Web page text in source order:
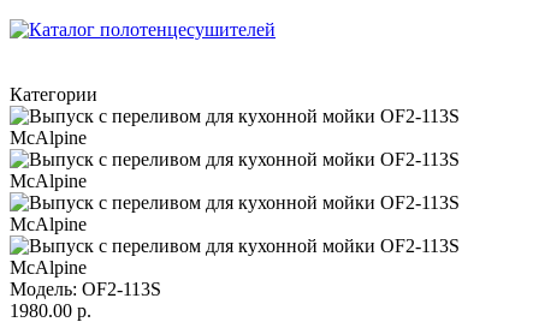
Категории
Модель: OF2-113S
1980.00 р.